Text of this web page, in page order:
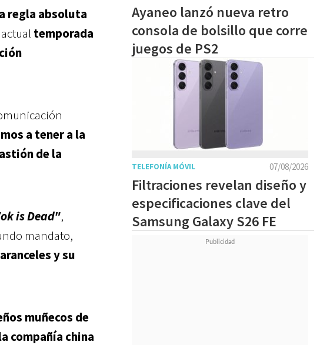
regla absoluta
temporada
a tener a la
de la
is Dead",
mandato,
y su
muñecos de
compañía china
Ayaneo lanzó nueva retro
consola de bolsillo que corre
juegos de PS2
07/08/2026
TELEFONÍA MÓVIL
Filtraciones revelan diseño y
especificaciones clave del
Samsung Galaxy S26 FE